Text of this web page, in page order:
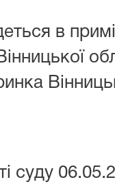
в
суду